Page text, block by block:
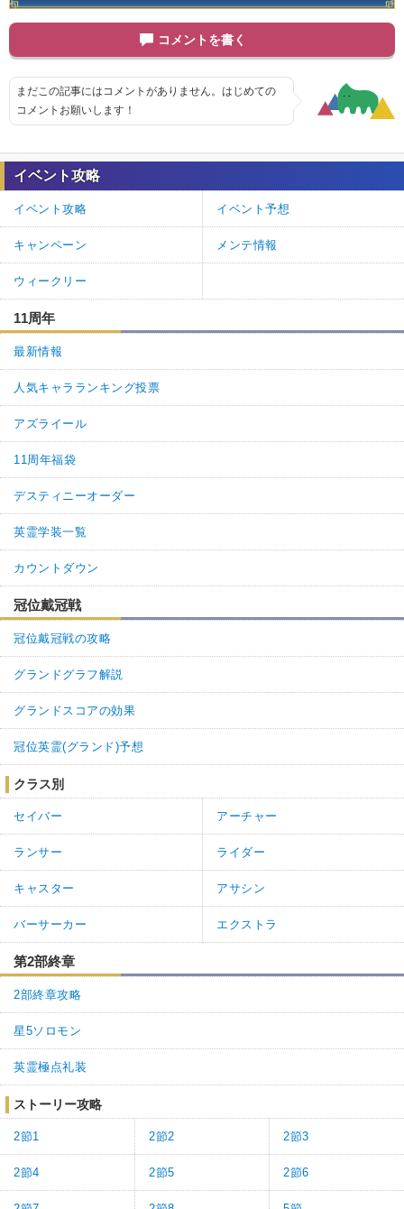
コメントを書く
まだこの記事にはコメントがありません。はじめての
コメントお願いします！
イベント攻略
イベント攻略 イベント予想
キャンペーン メンテ情報
ウィークリー
11周年
最新情報
人気キャラランキング投票
アズライール
11周年福袋
デスティニーオーダー
英霊学装一覧
カウントダウン
冠位戴冠戦
冠位戴冠戦の攻略
グランドグラフ解説
グランドスコアの効果
冠位英霊(グランド)予想
クラス別
セイバー アーチャー
ランサー ライダー
キャスター アサシン
バーサーカー エクストラ
第2部終章
2部終章攻略
星5ソロモン
英霊極点礼装
ストーリー攻略
2節1 2節2 2節3
2節4 2節5 2節6